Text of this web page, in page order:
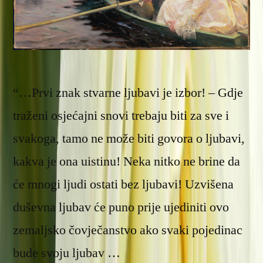
“…Prvi znak stvarne ljubavi je izbor! – Gdje
traženi osjećajni snovi trebaju biti za sve i
svakoga, tamo ne može biti govora o ljubavi,
kakva je ona uistinu! Neka nitko ne brine da
će mnogi ljudi ostati bez ljubavi! Uzvišena
duševna ljubav će puno prije ujediniti ovo
zemaljsko čovječanstvo ako svaki pojedinac
bude svoju ljubav …